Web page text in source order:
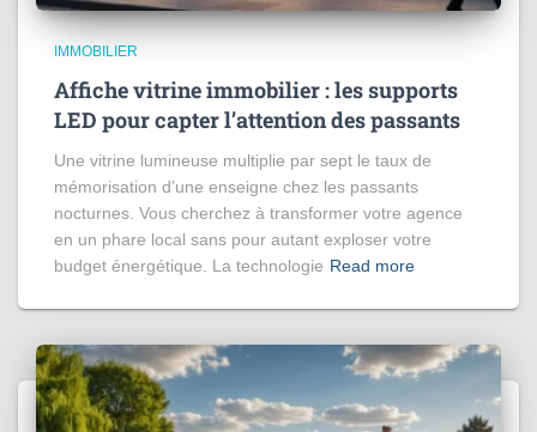
IMMOBILIER
Affiche vitrine immobilier : les supports
LED pour capter l’attention des passants
Une vitrine lumineuse multiplie par sept le taux de
mémorisation d’une enseigne chez les passants
nocturnes. Vous cherchez à transformer votre agence
en un phare local sans pour autant exploser votre
budget énergétique. La technologie Read more